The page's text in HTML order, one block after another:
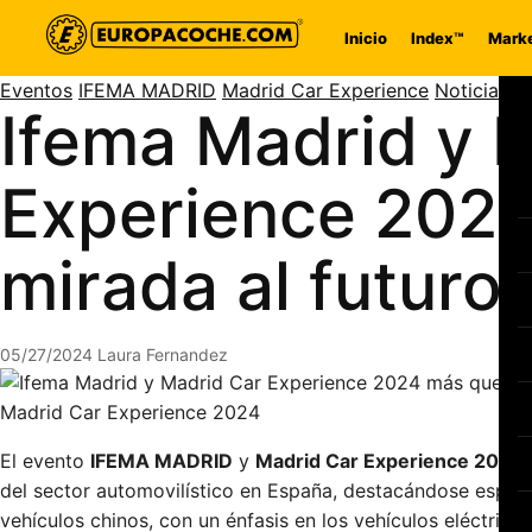
Saltar al contenido
Inicio Index™
Eventos IFEMA MADRID Madrid Car Experience Noticias
Ifema Madrid y
Experience
mirada al futuro
05/27/2024 Laura Fernandez
Madrid Car Experience 2024
El evento IFEMA MADRID y Madrid Car Experience 2024
del sector automovilístico en España, destacándose
vehículos chinos, con un énfasis en los vehículos